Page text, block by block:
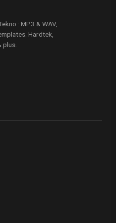
: MP3 & WAV,
Hardtek,
plus.